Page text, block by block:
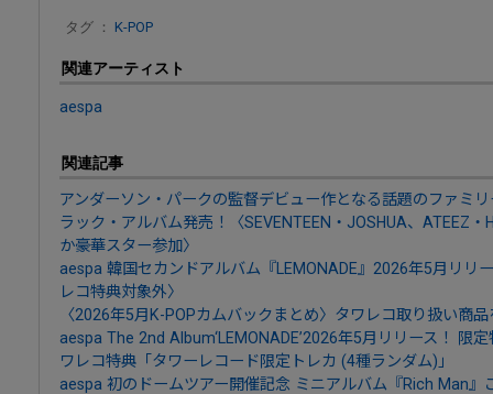
タグ ： K-POP
関連アーティスト
aespa
関連記事
アンダーソン・パークの監督デビュー作となる話題のファミ
ラック・アルバム発売！〈SEVENTEEN・JOSHUA、ATEEZ・
か豪華スター参加〉
aespa 韓国セカンドアルバム『LEMONADE』2026年5月リリ
レコ特典対象外〉
〈2026年5月K-POPカムバックまとめ〉タワレコ取り扱い商
aespa The 2nd Album‘LEMONADE’2026年5月リリース！ 限
ワレコ特典「タワーレコード限定トレカ (4種ランダム)」
aespa 初のドームツアー開催記念 ミニアルバム『Rich Man』